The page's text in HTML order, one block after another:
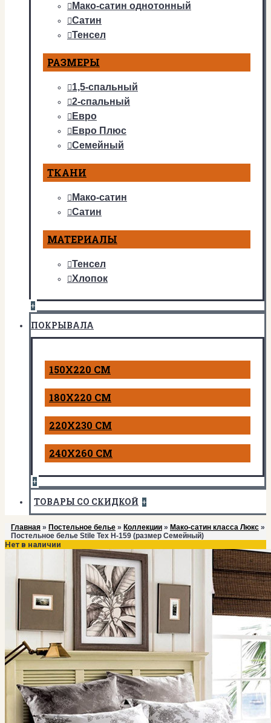
Мако-сатин однотонный
Сатин
Тенсел
РАЗМЕРЫ
1,5-спальный
2-спальный
Евро
Евро Плюс
Семейный
ТКАНИ
Мако-сатин
Сатин
МАТЕРИАЛЫ
Тенсел
Хлопок
+
ПОКРЫВАЛА
150Х220 СМ
180Х220 СМ
220Х230 СМ
240Х260 СМ
+
ТОВАРЫ СО СКИДКОЙ +
Главная » Постельное белье » Коллекции » Мако-сатин класса Люкс »
Постельное белье Stile Tex H-159 (размер Семейный)
Нет в наличии